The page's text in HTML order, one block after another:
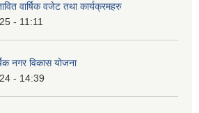
वार्षिक वजेट तथा कार्यक्रमहरु
- 11:11
नगर विकास योजना
- 14:39